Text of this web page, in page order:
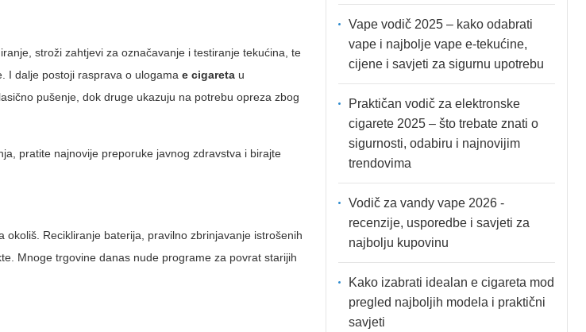
stroži zahtjevi za označavanje i testiranje tekućina, te
I dalje postoji rasprava o ulogamae cigareta u
pušenje, dok druge ukazuju na potrebu opreza zbog
pratite najnovije preporuke javnog zdravstva i birajte
okoliš. Recikliranje baterija, pravilno zbrinjavanje istrošenih
Mnoge trgovine danas nude programe za povrat starijih
Vape vodič 2025 – kako odabrati
vape i najbolje vape e-tekućine,
cijene i savjeti za sigurnu upotrebu
Praktičan vodič za elektronske
cigarete 2025 – što trebate znati o
sigurnosti, odabiru i najnovijim
trendovima
Vodič za vandy vape 2026 -
recenzije, usporedbe i savjeti za
najbolju kupovinu
Kako izabrati idealan e cigareta mod
pregled najboljih modela i praktični
savjeti